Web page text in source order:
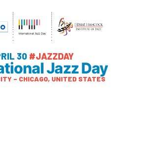
30 #JAZZDAY
Jazz Day
– CHICAGO, UNITED STATES